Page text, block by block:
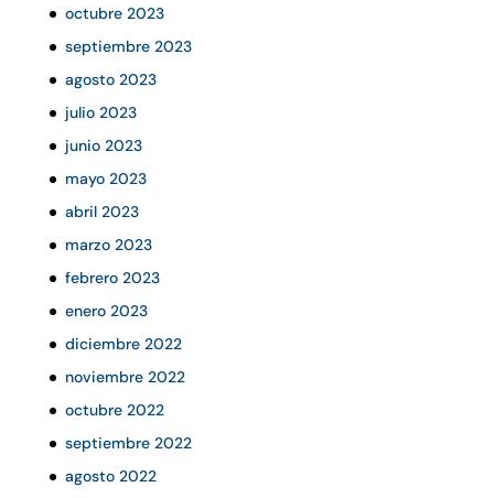
octubre 2023
septiembre 2023
agosto 2023
julio 2023
junio 2023
mayo 2023
abril 2023
marzo 2023
febrero 2023
enero 2023
diciembre 2022
noviembre 2022
octubre 2022
septiembre 2022
agosto 2022